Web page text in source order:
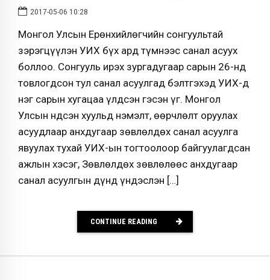
2017-05-06 10:28
Монгол Улсын Ерөнхийлөгчийн сонгуультай
зэрэгцүүлэн УИХ бүх ард түмнээс санал асуух
боллоо. Сонгууль ирэх зургадугаар сарын 26-нд
товлогдсон тул санал асуулгад бэлтгэхэд УИХ-д
нэг сарын хугацаа үлдсэн гэсэн үг. Монгол
Улсын Үндсэн хуульд нэмэлт, өөрчлөлт оруулах
асуудлаар анхдугаар зөвлөлдөх санал асуулга
явуулах тухай УИХ-ын тогтоолоор байгуулагдсан
ажлын хэсэг, Зөвлөлдөх зөвлөлөөс анхдугаар
санал асуулгын дүнд үндэслэн […]
CONTINUE READING